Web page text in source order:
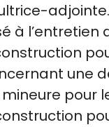
adjointe.
à l’entretien
une
pour